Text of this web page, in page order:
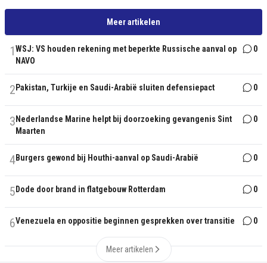
Meer artikelen
1WSJ: VS houden rekening met beperkte Russische aanval op
NAVO
0
2 Pakistan, Turkije en Saudi-Arabië sluiten defensiepact 0
3 Nederlandse Marine helpt bij doorzoeking gevangenis Sint
Maarten
0
4Burgers gewond bij Houthi-aanval op Saudi-Arabië 0
5 Dode door brand in flatgebouw Rotterdam 0
6Venezuela en oppositie beginnen gesprekken over transitie 0
Meer artikelen